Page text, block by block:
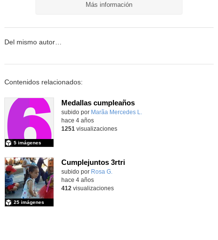
Más información
Del mismo autor…
Contenidos relacionados:
Medallas cumpleaños
Contenido educativo.
subido por Marã­a Mercedes L.
5 imágenes
hace 4 años
1251 visualizaciones
Cumplejuntos 3rtri
Contenido educativo.
subido por Rosa G.
25 imágenes
hace 4 años
412 visualizaciones